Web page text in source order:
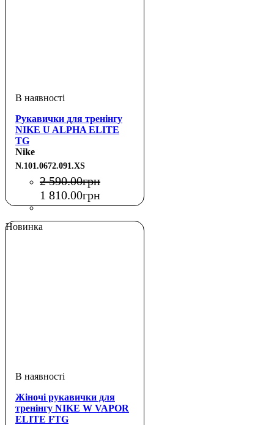
Рукавички для тренінгу
NIKE U ALPHA ELITE
TG
BLACK/BLACK/WHITE
XS
Nike
N.101.0672.091.XS
2 590.00грн
1 810.00грн
Новинка
Жіночі рукавички для
тренінгу NIKE W VAPOR
ELITE FTG